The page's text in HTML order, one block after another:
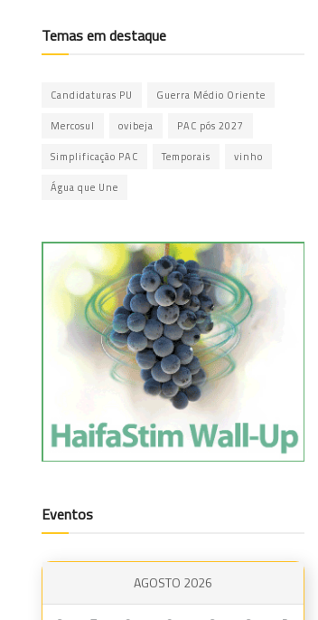
Temas em destaque
Candidaturas PU Guerra Médio Oriente
Mercosul ovibeja PAC pós 2027
Simplificação PAC Temporais vinho
Água que Une
Eventos
AGOSTO 2026